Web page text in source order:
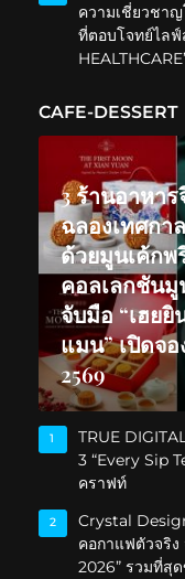
ความเชี่ยวชา
ที่ตอบโจทย์ไลฟ์
CAFE-DESSERT
3 ร้านอาหา
ฉลองเทศกา
ด้วยมูนเค้กพ
คอลเลกชันมู
จับมือ “เฮยยิ
แมน” เปิดจ
2569
1
TRUE
3 “Every Sip
คราฟท์
2
Crystal
คอกาแฟตัวจริง
2026” รวมที่สุ